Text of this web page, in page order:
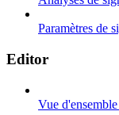
Paramètres de
Editor
Vue